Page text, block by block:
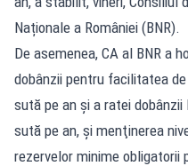
Naționale a României (BNR).
De asemenea, CA al BNR a
dobânzii pentru facilitatea
sută pe an şi a ratei
sută pe an, şi menţinerea
rezervelor minime obligatorii